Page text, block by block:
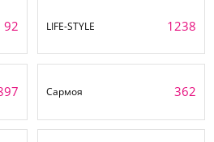
92 LIFE-STYLE 1238
Сармоя 362